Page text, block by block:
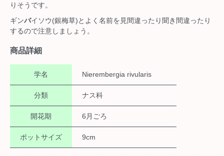
りそうです。
ギンバイソウ(銀梅草)とよく名前を見間違ったり聞き間違ったり
するので注意しましょう。
商品詳細
学名 Nierembergia rivularis
分類 ナス科
開花期 6月ごろ
ポットサイズ 9cm